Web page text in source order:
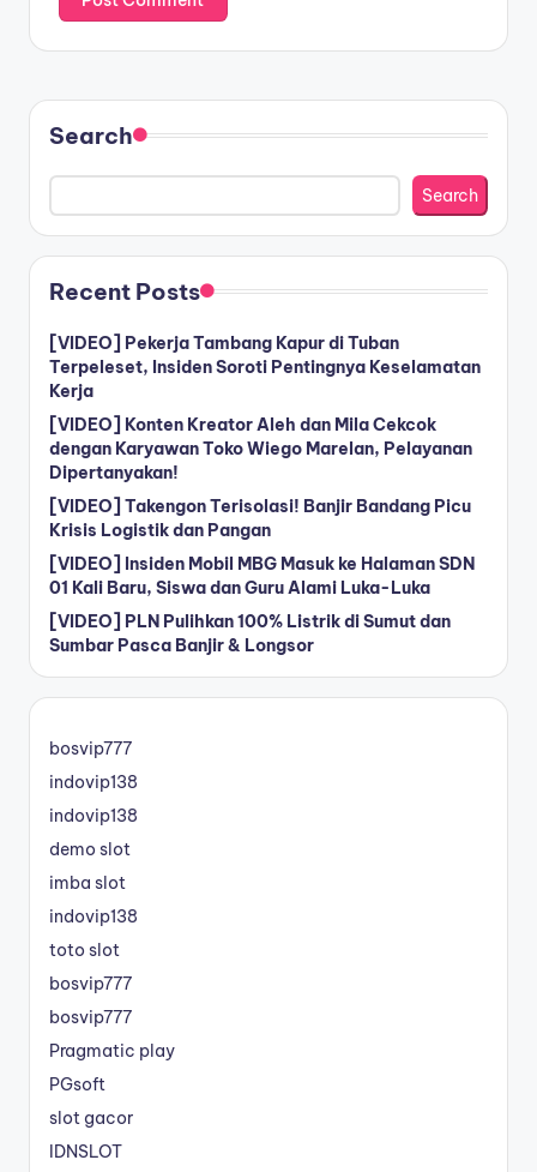
Search
Search
Recent Posts
[VIDEO] Pekerja Tambang Kapur di Tuban
Terpeleset, Insiden Soroti Pentingnya Keselamatan
Kerja
[VIDEO] Konten Kreator Aleh dan Mila Cekcok
dengan Karyawan Toko Wiego Marelan, Pelayanan
Dipertanyakan!
[VIDEO] Takengon Terisolasi! Banjir Bandang Picu
Krisis Logistik dan Pangan
[VIDEO] Insiden Mobil MBG Masuk ke Halaman SDN
01 Kali Baru, Siswa dan Guru Alami Luka-Luka
[VIDEO] PLN Pulihkan 100% Listrik di Sumut dan
Sumbar Pasca Banjir & Longsor
bosvip777
indovip138
indovip138
demo slot
imba slot
indovip138
toto slot
bosvip777
bosvip777
Pragmatic play
PGsoft
slot gacor
IDNSLOT